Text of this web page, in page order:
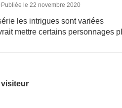
Publiée le 22 novembre 2020
les intrigues sont variées
mettre certains personnages
visiteur